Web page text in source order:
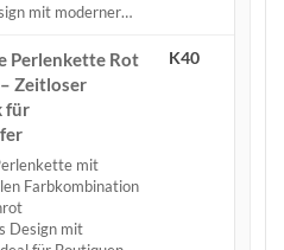
mit moderner…
Perlenkette Rot
Zeitloser
für
mit
Farbkombination
Design mit
K40